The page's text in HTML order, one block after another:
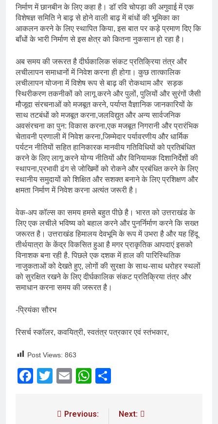
निर्माण में छानबीन के लिए कहा है। डॉ रवि चोपड़ा की अगुवाई में एक
विशेषज्ञ समिति ने बाढ़ से होने वाली बाढ़ में बांधों की भूमिका का
आकलन करने के लिए स्थापित किया, इस बात पर कड़े प्रमाण दिए कि
बाँधों के भारी निर्माण से इस क्षेत्र को कितना नुकसान हो रहा है।
अब समय की जरूरत है दीर्घकालिक संकट प्रतिक्रिया तंत्र और
लचीलापन समाधानों में निवेश करना ही होगा। कुछ तात्कालिक
लचीलापन योजना में विशेष रूप से बाढ़ की रोकथाम और सड़क
स्थिरीकरण तकनीकों को लागू करने और पुलों, पुलियों और सुरंगों जैसी
मौजूदा संरचनाओं को मजबूत करने, पर्याप्त वैज्ञानिक जानकारियों के
साथ तटबंधों को मजबूत करना,जलविद्युत और अन्य सार्वजनिक
अवसंरचना का पुन: विकास करना,एक मजबूत निगरानी और प्रारंभिक
चेतावनी प्रणाली में निवेश करना,जिम्मेदार पर्यावरणीय और धार्मिक
पर्यटन नीतियों सहित हानिकारक मानवीय गतिविधियों को प्रतिबंधित
करने के लिए लागू करने योग्य नीतियों और विनियामक दिशानिर्देशों की
स्थापना,प्रभावी ढंग से जोखिमों को रोकने और प्रबंधित करने के लिए
स्थानीय समुदायों को शिक्षित और सशक्त बनाने के लिए प्रशिक्षण और
क्षमता निर्माण में निवेश करना अत्यंत जरूरी है।
वेक-अप कॉल्स का समय हमसे बहुत पीछे है। भारत को उत्तराखंड के
लिए एक लचीले भविष्य को बहाल करने और पुनर्निर्माण करने कि सख्त
जरूरत है। उत्तराखंड हिमालय देवभूमि के रूप में उभरा है और यह हिंदू
तीर्थयात्रा के केंद्र विकसित हुआ है मगर प्राकृतिक आपदाएं इसको
विनाशक बना रही है. पिछले एक दशक में हाल की पारिस्थितिक
नाजुकताओं को देखते हुए, लोगों की सुरक्षा के साथ-साथ धरोहर स्थलों
को सुरक्षित रखने के लिए दीर्घकालिक संकट प्रतिक्रिया तंत्र और
समाधान करना समय की जरूरत है।
-प्रियंका सौरभ
रिसर्च स्कॉलर, कवयित्री, स्वतंत्र पत्रकार एवं स्तंभकार,
Post Views: 863
Facebook
Twitter
EmailWhatsApp
Previous: Next: